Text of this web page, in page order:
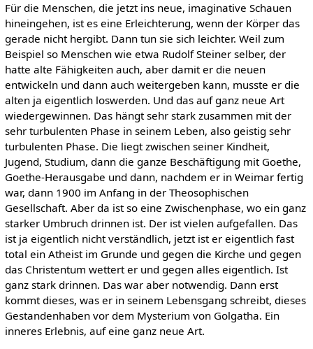
Für die Menschen, die jetzt ins neue, imaginative Schauen
hineingehen, ist es eine Erleichterung, wenn der Körper das
gerade nicht hergibt. Dann tun sie sich leichter. Weil zum
Beispiel so Menschen wie etwa Rudolf Steiner selber, der
hatte alte Fähigkeiten auch, aber damit er die neuen
entwickeln und dann auch weitergeben kann, musste er die
alten ja eigentlich loswerden. Und das auf ganz neue Art
wiedergewinnen. Das hängt sehr stark zusammen mit der
sehr turbulenten Phase in seinem Leben, also geistig sehr
turbulenten Phase. Die liegt zwischen seiner Kindheit,
Jugend, Studium, dann die ganze Beschäftigung mit Goethe,
Goethe-Herausgabe und dann, nachdem er in Weimar fertig
war, dann 1900 im Anfang in der Theosophischen
Gesellschaft. Aber da ist so eine Zwischenphase, wo ein ganz
starker Umbruch drinnen ist. Der ist vielen aufgefallen. Das
ist ja eigentlich nicht verständlich, jetzt ist er eigentlich fast
total ein Atheist im Grunde und gegen die Kirche und gegen
das Christentum wettert er und gegen alles eigentlich. Ist
ganz stark drinnen. Das war aber notwendig. Dann erst
kommt dieses, was er in seinem Lebensgang schreibt, dieses
Gestandenhaben vor dem Mysterium von Golgatha. Ein
inneres Erlebnis, auf eine ganz neue Art.